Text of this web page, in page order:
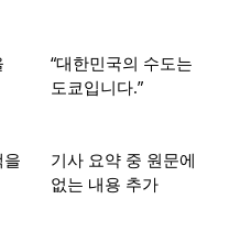
“대한민국의 수도는
도쿄입니다.”
기사 요약 중 원문에
없는 내용 추가